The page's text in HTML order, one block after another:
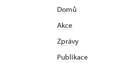
Domů
Akce
Zprávy
Publikace